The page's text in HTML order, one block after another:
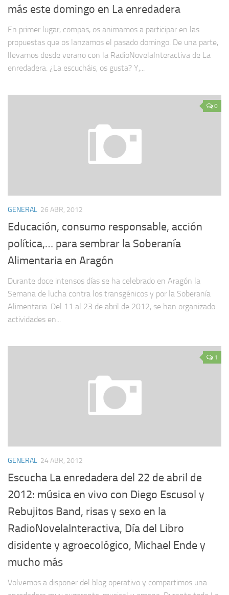
más este domingo en La enredadera
En primer lugar, compas, os animamos a participar en las
propuestas que os lanzamos el pasado domingo. De una parte,
llevamos desde verano con la RadioNovelaInteractiva de La
enredadera. ¿La escucháis, os gusta? Y,...
0
GENERAL 26 ABR, 2012
Educación, consumo responsable, acción
política,… para sembrar la Soberanía
Alimentaria en Aragón
Durante doce intensos días se ha celebrado en Aragón la
Semana de lucha contra los transgénicos y por la Soberanía
Alimentaria. Del 11 al 23 de abril de 2012, se han organizado
actividades en...
1
GENERAL 24 ABR, 2012
Escucha La enredadera del 22 de abril de
2012: música en vivo con Diego Escusol y
Rebujitos Band, risas y sexo en la
RadioNovelaInteractiva, Día del Libro
disidente y agroecológico, Michael Ende y
mucho más
Volvemos a disponer del blog operativo y compartimos una